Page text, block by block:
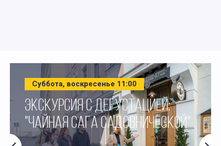
Суббота, воскресенье 11:00
ЭКСКУРСИЯ С ДЕГУСТАЦИЕЙ:
"ЧАЙНАЯ САГА САДОВНИЧЕСКОЙ"